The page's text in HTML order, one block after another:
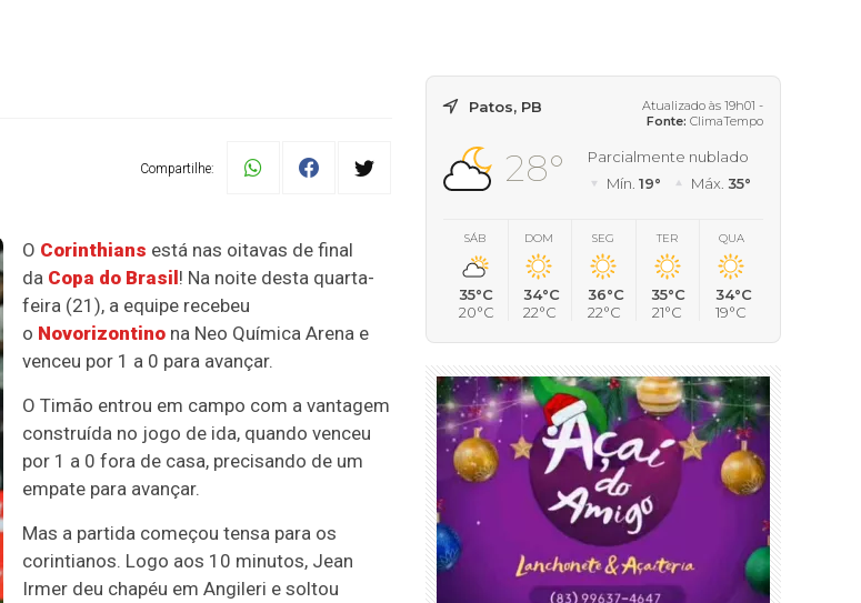
Compartilhe:
O Corinthians está nas oitavas de final
da Copa do Brasil ! Na noite desta quarta-
feira (21), a equipe recebeu
o Novorizontino na Neo Química Arena e
venceu por 1 a 0 para avançar.
O Timão entrou em campo com a vantagem
construída no jogo de ida, quando venceu
por 1 a 0 fora de casa, precisando de um
empate para avançar.
Mas a partida começou tensa para os
corintianos. Logo aos 10 minutos, Jean
Irmer deu chapéu em Angileri e soltou
Patos, PB
Atualizado às 19h01 -
Fonte: ClimaTempo
28°
Parcialmente nublado
Mín. 19° Máx. 35°
SÁB
35°C
20°C
DOM
34°C
22°C
SEG
36°C
22°C
TER
35°C
21°C
QUA
34°C
19°C